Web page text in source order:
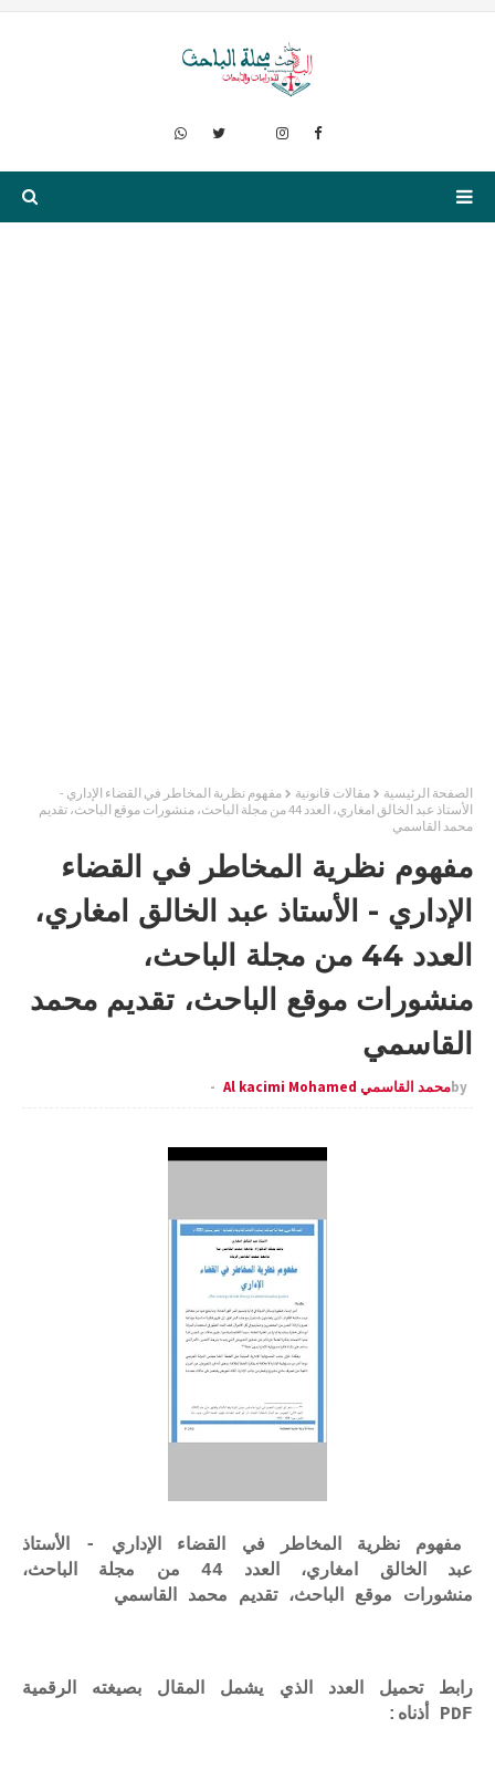
الصفحة الرئيسية مقالات قانونية
مفهوم نظرية المخاطر في القضاء الإداري -
الأستاذ عبد الخالق امغاري، العدد 44 من مجلة الباحث، منشورات موقع الباحث، تقديم
محمد القاسمي
مفهوم نظرية المخاطر في القضاء
الإداري - الأستاذ عبد الخالق امغاري،
العدد 44 من مجلة الباحث،
منشورات موقع الباحث، تقديم محمد
القاسمي
byمحمد القاسمي Al kacimi Mohamed
مفهوم نظرية المخاطر في القضاء الإداري - الأستاذ
عبد الخالق امغاري، العدد 44 من مجلة الباحث،
منشورات موقع الباحث، تقديم محمد القاسمي
رابط تحميل العدد الذي يشمل المقال بصيغته الرقمية
PDF أذناه: